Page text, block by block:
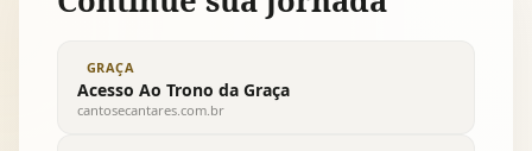
GRAÇA
Acesso Ao Trono da Graça
cantosecantares.com.br